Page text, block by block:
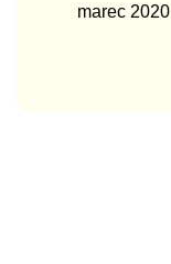
marec 2020